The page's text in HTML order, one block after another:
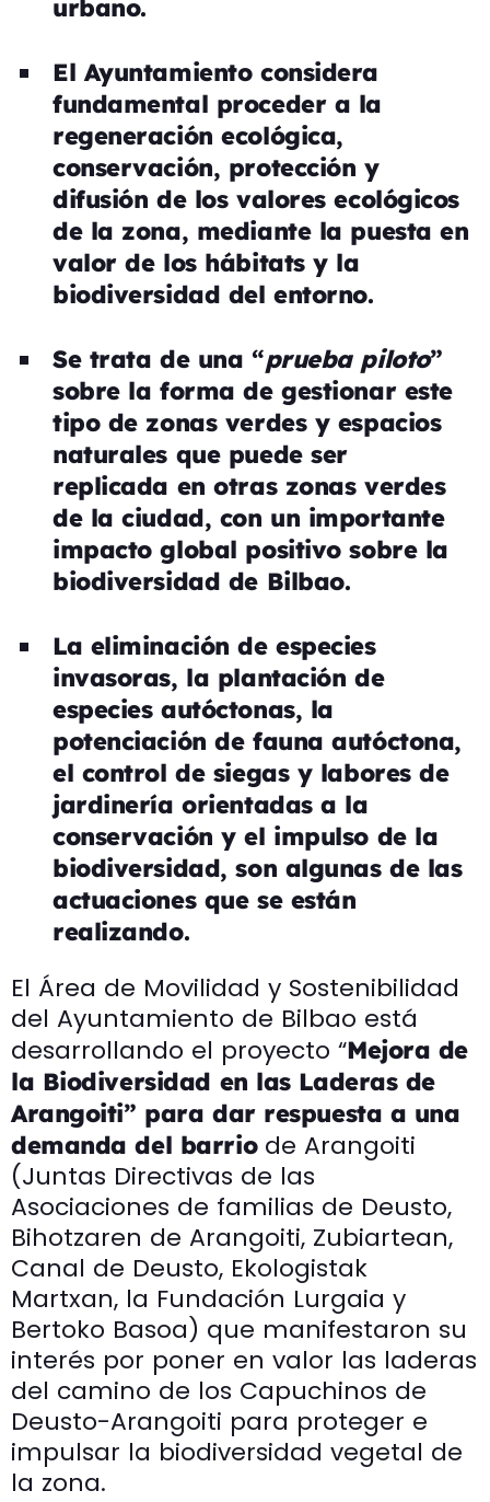
urbano.
El Ayuntamiento considera
fundamental proceder a la
regeneración ecológica,
conservación, protección y
difusión de los valores ecológicos
de la zona, mediante la puesta en
valor de los hábitats y la
biodiversidad del entorno.
Se trata de una “prueba piloto”
sobre la forma de gestionar este
tipo de zonas verdes y espacios
naturales que puede ser
replicada en otras zonas verdes
de la ciudad, con un importante
impacto global positivo sobre la
biodiversidad de Bilbao.
La eliminación de especies
invasoras, la plantación de
especies autóctonas, la
potenciación de fauna autóctona,
el control de siegas y labores de
jardinería orientadas a la
conservación y el impulso de la
biodiversidad, son algunas de las
actuaciones que se están
realizando.
El Área de Movilidad y Sostenibilidad
del Ayuntamiento de Bilbao está
desarrollando el proyecto “Mejora de
la Biodiversidad en las Laderas de
Arangoiti” para dar respuesta a una
demanda del barriode Arangoiti
(Juntas Directivas de las
Asociaciones de familias de Deusto,
Bihotzaren de Arangoiti, Zubiartean,
Canal de Deusto, Ekologistak
Martxan, la Fundación Lurgaia y
Bertoko Basoa) que manifestaron su
interés por poner en valor las laderas
del camino de los Capuchinos de
Deusto-Arangoiti para proteger e
impulsar la biodiversidad vegetal de
la zona.